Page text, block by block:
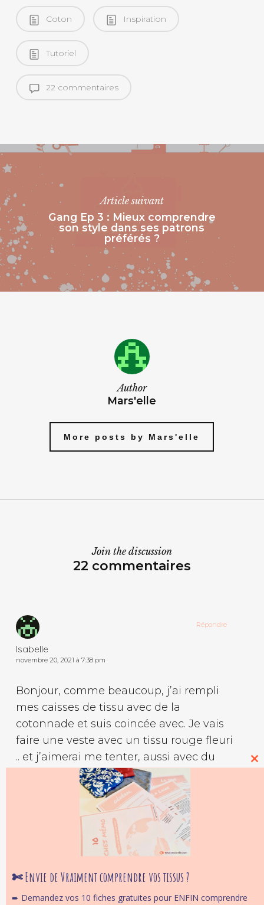
Coton Inspiration
Tutoriel
22 commentaires
Article suivant
Gang Ep 3 : Mieux comprendre
son style dans ses patrons
préférés ?
Author
Mars'elle
More posts by Mars'elle
Join the discussion
22 commentaires
Isabelle
novembre 20, 2021 à 7:38 pm
Bonjour, comme beaucoup, j’ai rempli
mes caisses de tissu avec de la
cotonnade et suis coincée avec. Je vais
faire une veste avec un tissu rouge fleuri
.. et j’aimerai me tenter, aussi avec du
tissu plutôt d’ameublement , des
pantalons . J’en ai eu adolescente, ma
mère me disait toujours que je portais
des rideaux et je trouve ça fantastique ..
mais je dois trouver en effet un modèle
assez structuré pour ne pas me rater .
En tous cas, merci pour votre vidéo, elle
Répondre
✄ Envie de Vraiment comprendre vos tissus ?
➨ Demandez vos 10 fiches gratuites pour ENFIN comprendre